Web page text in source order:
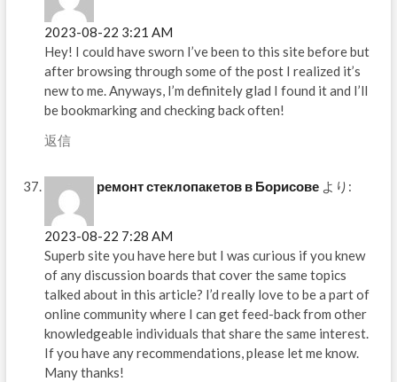
2023-08-22 3:21 AM
Hey! I could have sworn I’ve been to this site before but
after browsing through some of the post I realized it’s
new to me. Anyways, I’m definitely glad I found it and I’ll
be bookmarking and checking back often!
返信
ремонт стеклопакетов в Борисове より:
2023-08-22 7:28 AM
Superb site you have here but I was curious if you knew
of any discussion boards that cover the same topics
talked about in this article? I’d really love to be a part of
online community where I can get feed-back from other
knowledgeable individuals that share the same interest.
If you have any recommendations, please let me know.
Many thanks!